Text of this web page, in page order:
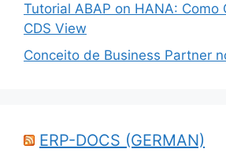
Tutorial ABAP on HANA: Como
CDS View
Conceito de Business Partner
ERP-DOCS (GERMAN)